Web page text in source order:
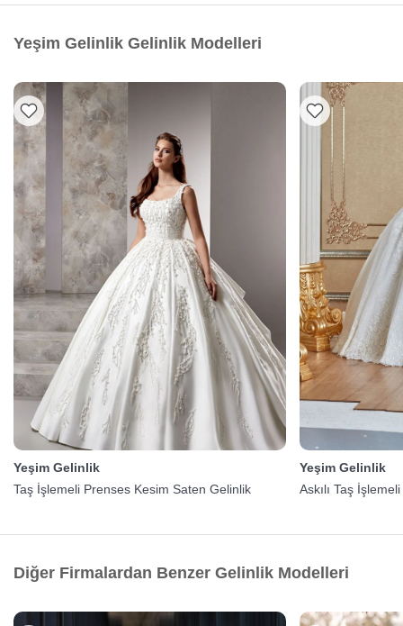
Yeşim Gelinlik Gelinlik Modelleri
Yeşim Gelinlik
Taş İşlemeli Prenses Kesim Saten Gelinlik
Yeşim Gelinlik
Askılı Taş
Diğer Firmalardan Benzer Gelinlik Modelleri